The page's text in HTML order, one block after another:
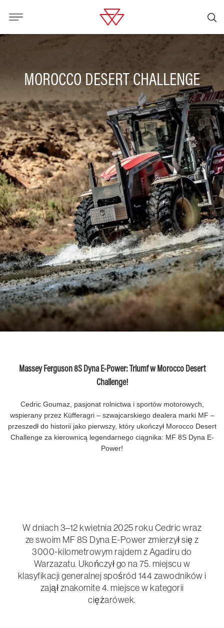
MOROCCO DESERT CHALLENGE
Massey Ferguson 8S Dyna E-Power: Triumf w Morocco Desert
Challenge!
Cedric Goumaz, pasjonat rolnictwa i sportów motorowych,
wspierany przez Küfferagri – szwajcarskiego dealera marki MF –
przeszedł do historii jako pierwszy, który ukończył Morocco Desert
Challenge za kierownicą legendarnego ciągnika: MF 8S Dyna E-
Power!
W dniach 3–12 kwietnia 2025 roku Cedric wraz
ze swoim MF 8S Dyna E-Power zmierzył się z
3000-kilometrowym rajdem z Agadiru do
Warzazatu. Ukończył go na 75. miejscu w
klasyfikacji generalnej spośród 144 zawodników i
zajął znakomite 4. miejsce w kategorii
ciężarówek.